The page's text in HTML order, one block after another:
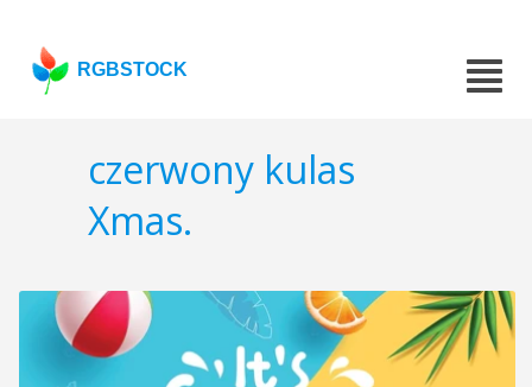
RGBSTOCK
czerwony kulas
Xmas.